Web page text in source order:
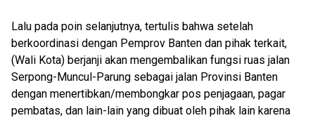
Lalu pada poin selanjutnya, tertulis bahwa setelah
berkoordinasi dengan Pemprov Banten dan pihak terkait,
(Wali Kota) berjanji akan mengembalikan fungsi ruas jalan
Serpong-Muncul-Parung sebagai jalan Provinsi Banten
dengan menertibkan/membongkar pos penjagaan, pagar
pembatas, dan lain-lain yang dibuat oleh pihak lain karena